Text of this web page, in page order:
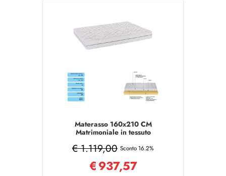
Materasso 160x210 CM
Matrimoniale in tessuto
€ 1.119,00 Sconto 16.2%
€937,57